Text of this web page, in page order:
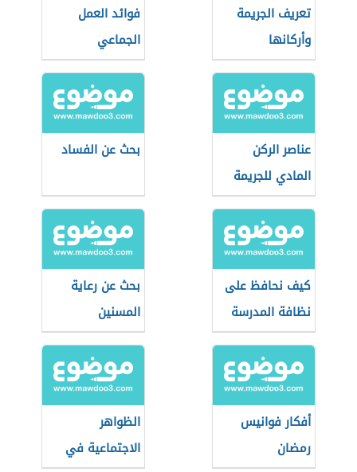
تعريف الجريمة
وأركانها
فوائد العمل
الجماعي
عناصر الركن
المادي للجريمة
بحث عن الفساد
كيف نحافظ على
نظافة المدرسة
بحث عن رعاية
المسنين
أفكار فوانيس
رمضان
الظواهر
الاجتماعية في